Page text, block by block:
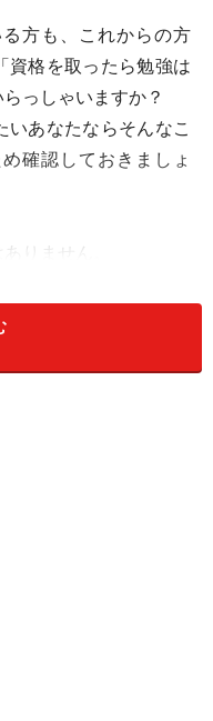
方も、これからの方
資格を取ったら勉強は
っしゃいますか？
いあなたならそんなこ
確認しておきましょ
りません。